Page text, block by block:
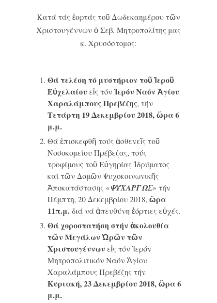
Κατά τάς ἑορτάς τοῦ Δωδεκαημέρου τῶν
Χριστουγέννων ὁ Σεβ. Μητροπολίτης μας
κ. Χρυσόστομος:
Θά τελέση τό μυστήριον τοῦ Ἱεροῦ
Εὐχελαίουεἰς τόν Ἱερόν Ναόν Ἁγίου
Χαραλάμπους Πρεβέζης, τήν
Τετάρτη 19 Δεκεμβρίου 2018, ὥρα 6
μ.μ.
Θά ἐπισκεφθῆ τούς ἀσθενεῖς τοῦ
Νοσοκομείου Πρέβεζας, τούς
τροφίμους τοῦ Εὐγηρίας Ἱδρύματος
καί τῶν Δομῶν Ψυχοκοινωνικῆς
Ἀποκατάστασης «ΨΥΧΑΡΓΩΣ» τήν
Πέμπτη, 20 Δεκεμβρίου 2018, ὥρα
11π.μ.διά νά ἀπευθύνη ἑόρτιες εὐχές.
Θά χοροστατήση στήν ἀκολουθία
τῶν Μεγάλων Ὡρῶν τῶν
Χριστουγέννων εἰς τόν Ἱερόν
Μητροπολιτικόν Ναόν Ἁγίου
Χαραλάμπους Πρεβέζης τήν
Κυριακή, 23 Δεκεμβρίου 2018, ὥρα 6
μ.μ.